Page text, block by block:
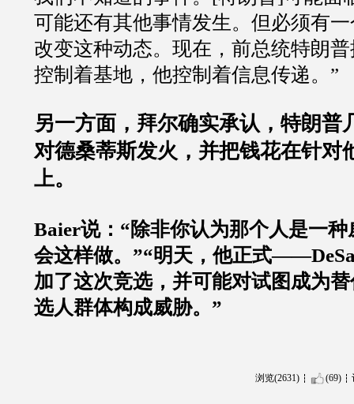
可能还有其他事情发生。但必须有
改变这种动态。现在，前总统特朗
控制着基地，他控制着信息传递。 ”
另一方面，拜尔确实承认，特朗普
对德桑蒂斯发火，并把钱花在针对
上。
Baier说： “除非你认为那个人是一
会这样做。 ”“明天，他正式
加了这次竞选，并可能对试图成为
选人群体构成威胁。 ”
浏览(2631) (69)